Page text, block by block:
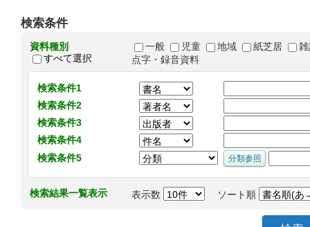
検索条件
資料種別
すべて選択
一般 児童 地域 紙芝居
点字・録音資料
検索条件1
検索条件2
検索条件3
検索条件4
検索条件5
検索結果一覧表示 表示数 ソート順